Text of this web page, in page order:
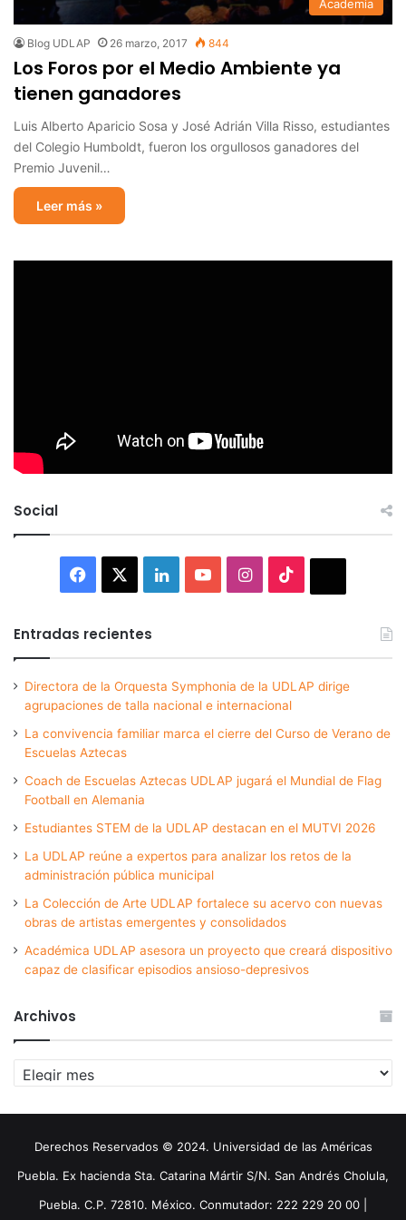
Academia
Blog UDLAP 26 marzo, 2017 844
Los Foros por el Medio Ambiente ya
tienen ganadores
Luis Alberto Aparicio Sosa y José Adrián Villa Risso, estudiantes
del Colegio Humboldt, fueron los orgullosos ganadores del
Premio Juvenil…
Leer más »
Social
Facebook LinkedInYouTubeInstagram
Entradas recientes
Directora de la Orquesta Symphonia de la UDLAP dirige
agrupaciones de talla nacional e internacional
La convivencia familiar marca el cierre del Curso de Verano de
Escuelas Aztecas
Coach de Escuelas Aztecas UDLAP jugará el Mundial de Flag
Football en Alemania
Estudiantes STEM de la UDLAP destacan en el MUTVI 2026
La UDLAP reúne a expertos para analizar los retos de la
administración pública municipal
La Colección de Arte UDLAP fortalece su acervo con nuevas
obras de artistas emergentes y consolidados
Académica UDLAP asesora un proyecto que creará dispositivo
capaz de clasificar episodios ansioso-depresivos
Archivos
Archivos
Derechos Reservados © 2024. Universidad de las Américas
Puebla. Ex hacienda Sta. Catarina Mártir S/N. San Andrés Cholula,
Puebla. C.P. 72810. México. Conmutador: 222 229 20 00 |